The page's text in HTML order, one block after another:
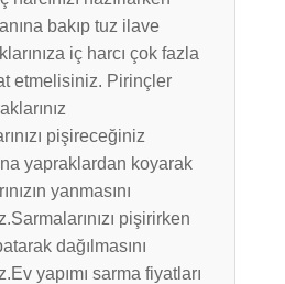
bakıp tuz ilave
iç harcı çok fazla
etmelisiniz. Pirinçler
pişireceğiniz
yapraklardan koyarak
yanmasını
pişirirken
dağılmasını
yapımı sarma fiyatları